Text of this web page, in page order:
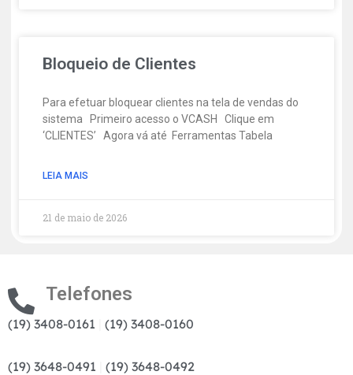
Bloqueio de Clientes
Para efetuar bloquear clientes na tela de vendas do
sistema Primeiro acesso o VCASH Clique em
‘CLIENTES’ Agora vá até Ferramentas Tabela
LEIA MAIS
21 de maio de 2026
Telefones
(19) 3408-0161 (19) 3408-0160
(19) 3648-0491 (19) 3648-0492